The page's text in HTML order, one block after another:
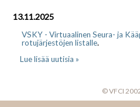
13.11.2025
VSKY - Virtuaalinen Seura- ja
rotujärjestöjen listalle.
Lue lisää uutisia »
© VFCI